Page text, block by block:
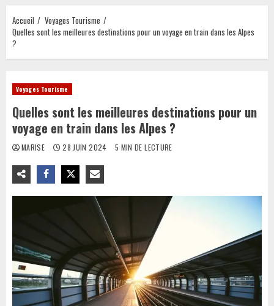
Accueil
Voyages Tourisme
Quelles sont les meilleures destinations pour un voyage en train dans les Alpes
?
Voyages Tourisme
Quelles sont les meilleures destinations pour un
voyage en train dans les Alpes ?
MARISE 28 JUIN 2024 5 MIN DE LECTURE